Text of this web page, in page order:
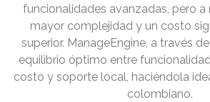
funcionalidades avanzadas, pero
mayor complejidad y un costo
superior. ManageEngine, a través
equilibrio óptimo entre
costo y soporte local, haciéndola
colombiano.